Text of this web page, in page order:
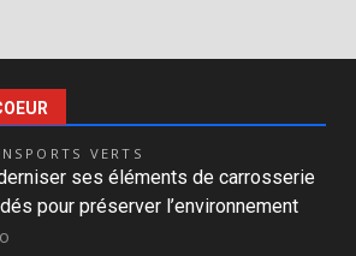
VERTS
ses éléments de carrosserie
pour préserver l’environnement